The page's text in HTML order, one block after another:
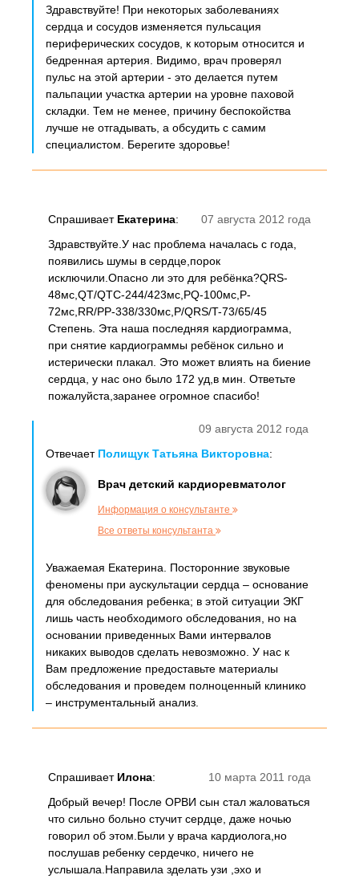
Здравствуйте! При некоторых заболеваниях
сердца и сосудов изменяется пульсация
периферических сосудов, к которым относится и
бедренная артерия. Видимо, врач проверял
пульс на этой артерии - это делается путем
пальпации участка артерии на уровне паховой
складки. Тем не менее, причину беспокойства
лучше не отгадывать, а обсудить с самим
специалистом. Берегите здоровье!
07 августа 2012 года
Спрашивает Екатерина:
Здравствуйте.У нас проблема началась с года,
появились шумы в сердце,порок
исключили.Опасно ли это для ребёнка?QRS-
48мс,QT/QTC-244/423мс,PQ-100мс,P-
72мс,RR/PP-338/330мс,P/QRS/T-73/65/45
Степень. Эта наша последняя кардиограмма,
при снятие кардиограммы ребёнок сильно и
истерически плакал. Это может влиять на биение
сердца, у нас оно было 172 уд,в мин. Ответьте
пожалуйста,заранее огромное спасибо!
09 августа 2012 года
Отвечает Полищук Татьяна Викторовна:
Врач детский кардиоревматолог
Информация о консультанте
Все ответы консультанта
Уважаемая Екатерина. Посторонние звуковые
феномены при аускультации сердца – основание
для обследования ребенка; в этой ситуации ЭКГ
лишь часть необходимого обследования, но на
основании приведенных Вами интервалов
никаких выводов сделать невозможно. У нас к
Вам предложение предоставьте материалы
обследования и проведем полноценный клинико
– инструментальный анализ.
10 марта 2011 года
Спрашивает Илона:
Добрый вечер! После ОРВИ сын стал жаловаться
что сильно больно стучит сердце, даже ночью
говорил об этом.Были у врача кардиолога,но
послушав ребенку сердечко, ничего не
услышала.Направила зделать узи ,эхо и